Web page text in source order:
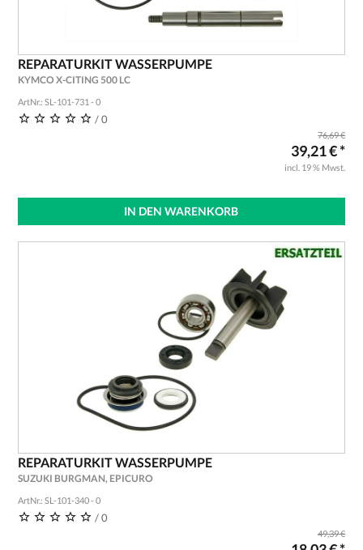
REPARATURKIT WASSERPUMPE
KYMCO X-CITING 500 LC
ArtNr.: SL-101-731 - 0
/ 0
76,69 €
39,21 € *
incl. 19 % Mwst.
IN DEN WARENKORB
REPARATURKIT WASSERPUMPE
SUZUKI BURGMAN, EPICURO
ArtNr.: SL-101-340 - 0
/ 0
49,39 €